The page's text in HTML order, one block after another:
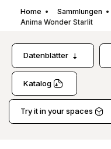
Home Sammlungen
Anima Wonder Starlit
Datenblätter
Katalog
Try it in your spaces